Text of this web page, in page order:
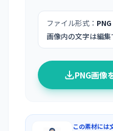
ファイル形式： PNG
画像内の文字は編集
PNG画像
この素材には